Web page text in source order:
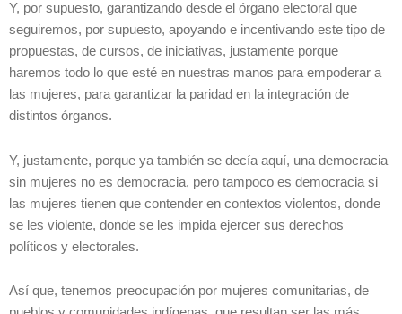
Y, por supuesto, garantizando desde el órgano electoral que
seguiremos, por supuesto, apoyando e incentivando este tipo de
propuestas, de cursos, de iniciativas, justamente porque
haremos todo lo que esté en nuestras manos para empoderar a
las mujeres, para garantizar la paridad en la integración de
distintos órganos.
Y, justamente, porque ya también se decía aquí, una democracia
sin mujeres no es democracia, pero tampoco es democracia si
las mujeres tienen que contender en contextos violentos, donde
se les violente, donde se les impida ejercer sus derechos
políticos y electorales.
Así que, tenemos preocupación por mujeres comunitarias, de